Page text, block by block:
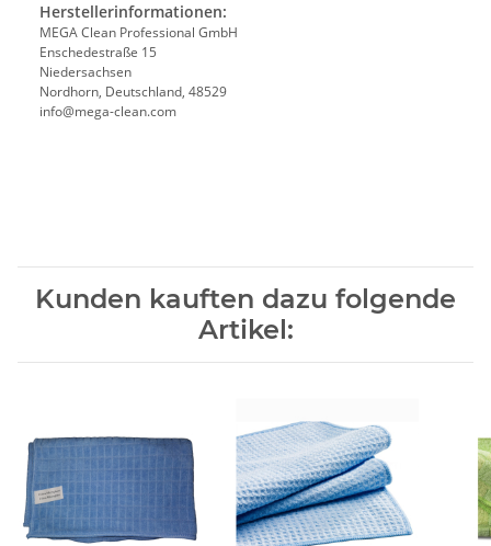
Herstellerinformationen:
MEGA Clean Professional GmbH
Enschedestraße 15
Niedersachsen
Nordhorn, Deutschland, 48529
info@mega-clean.com
Kunden kauften dazu folgende
Artikel: